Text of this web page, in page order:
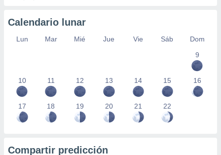
Calendario lunar
Lun Mar Mié Jue Vie Sáb
Dom
9
10 11 12 13 14 15 16
17 18 19 20 21 22
Compartir predicción